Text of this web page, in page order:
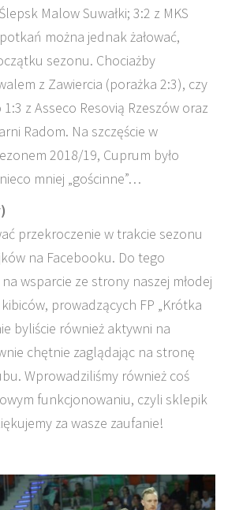
Malow Suwałki; 3:2 z MKS
można jednak żałować,
sezonu. Chociażby
z Zawiercia (porażka 2:3), czy
z Asseco Resovią Rzeszów oraz
Radom. Na szczęście w
2018/19, Cuprum było
mniej „gościnne”…
przekroczenie w trakcie sezonu
na Facebooku. Do tego
wsparcie ze strony naszej młodej
prowadzących FP „Krótka
byliście również aktywni na
chętnie zaglądając na stronę
Wprowadziliśmy również coś
funkcjonowaniu, czyli sklepik
za wasze zaufanie!